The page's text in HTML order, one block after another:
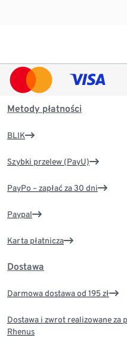
Metody płatności
BLIK
Szybki przelew (PayU)
PayPo – zapłać za 30 dni
Paypal
Karta płatnicza
Dostawa
Darmowa dostawa od 195 zł
Dostawa i zwrot realizowane za
Rhenus